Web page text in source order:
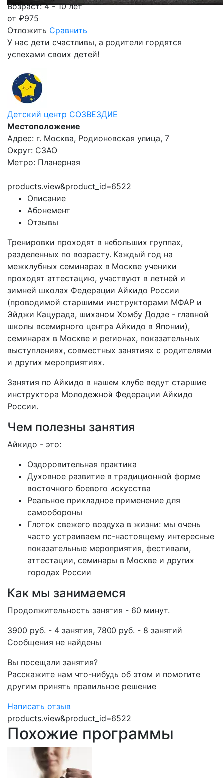
Возраст: 4 - 10 лет
от ₽975
Отложить Сравнить
У нас дети счастливы, а родители гордятся
успехами своих детей!
Детский центр СОЗВЕЗДИЕ
Местоположение
Адрес: г. Москва, Родионовская улица, 7
Округ: СЗАО
Метро: Планерная
products.view&product_id=6522
Описание
Абонемент
Отзывы
Тренировки проходят в небольших группах,
разделенных по возрасту. Каждый год на
межклубных семинарах в Москве ученики
проходят аттестацию, участвуют в летней и
зимней школах Федерации Айкидо России
(проводимой старшими инструкторами МФАР и
Эйджи Кацурада, шиханом Хомбу Додзе - главной
школы всемирного центра Айкидо в Японии),
семинарах в Москве и регионах, показательных
выступлениях, совместных занятиях с родителями
и других мероприятиях.
Занятия по Айкидо в нашем клубе ведут старшие
инструктора Молодежной Федерации Айкидо
России.
Чем полезны занятия
Айкидо - это:
Оздоровительная практика
Духовное развитие в традиционной форме
восточного боевого искусства
Реальное прикладное применение для
самообороны
Глоток свежего воздуха в жизни: мы очень
часто устраиваем по-настоящему интересные
показательные мероприятия, фестивали,
аттестации, семинары в Москве и других
городах России
Как мы занимаемся
Продолжительность занятия - 60 минут.
3900 руб. - 4 занятия, 7800 руб. - 8 занятий
Сообщения не найдены
Вы посещали занятия?
Расскажите нам что-нибудь об этом и помогите
другим принять правильное решение
Написать отзыв
products.view&product_id=6522
Похожие программы